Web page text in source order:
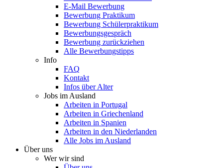
E-Mail Bewerbung
Bewerbung Praktikum
Bewerbung Schülerpraktikum
Bewerbungsgespräch
Bewerbung zurückziehen
Alle Bewerbungstipps
Info
FAQ
Kontakt
Infos über Alter
Jobs im Ausland
Arbeiten in Portugal
Arbeiten in Griechenland
Arbeiten in Spanien
Arbeiten in den Niederlanden
Alle Jobs im Ausland
Über uns
Wer wir sind